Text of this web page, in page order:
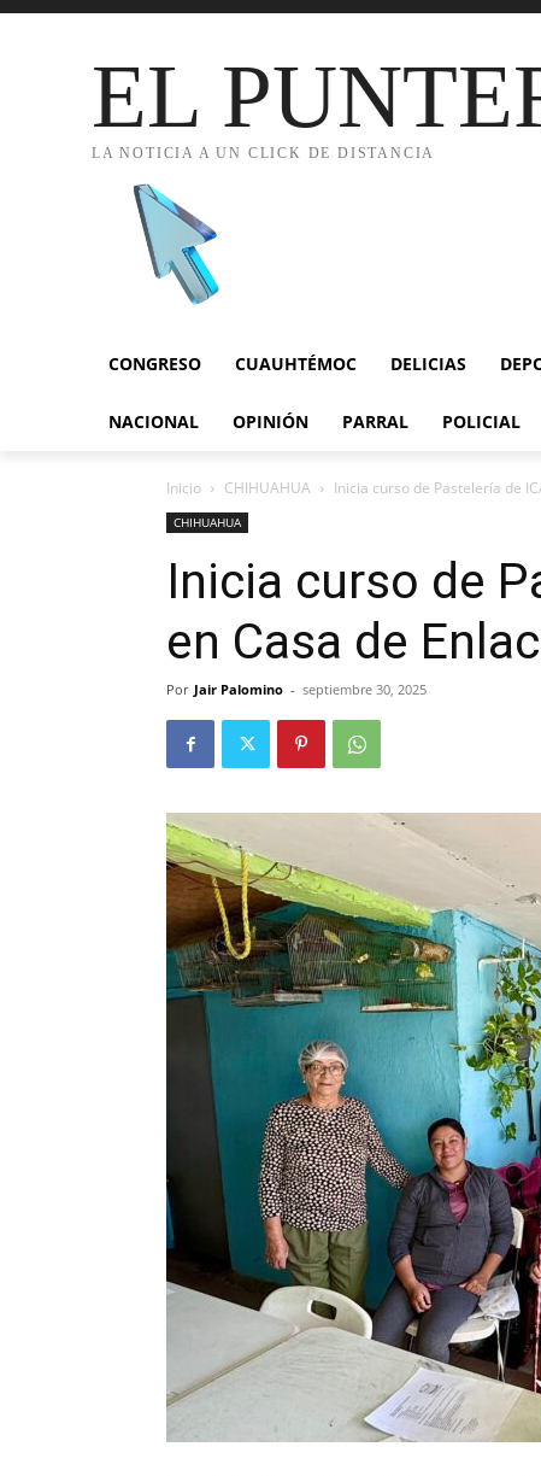
EL
LA NOTICIA A UN CLICK DE DISTANCIA
CONGRESO CUAUHTÉMOC DELICIAS
NACIONAL OPINIÓN PARRAL POLICIAL
Inicio CHIHUAHUA Inicia curso de Pastelería de
CHIHUAHUA
Inicia curso de
en Casa de
Por Jair Palomino - septiembre 30, 2025